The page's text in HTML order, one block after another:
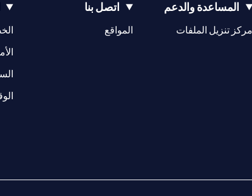
المساعدة والدعم
مركز تنزيل الملفات
اتصل بنا
المواقع
(opens in a new tab)